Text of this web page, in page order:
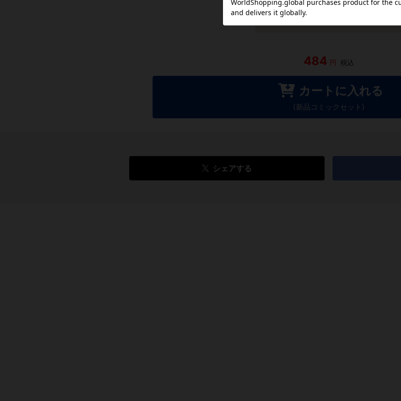
レビューを書く
484 円 税込
カートに入れる
(新品コミックセット)
シェアする